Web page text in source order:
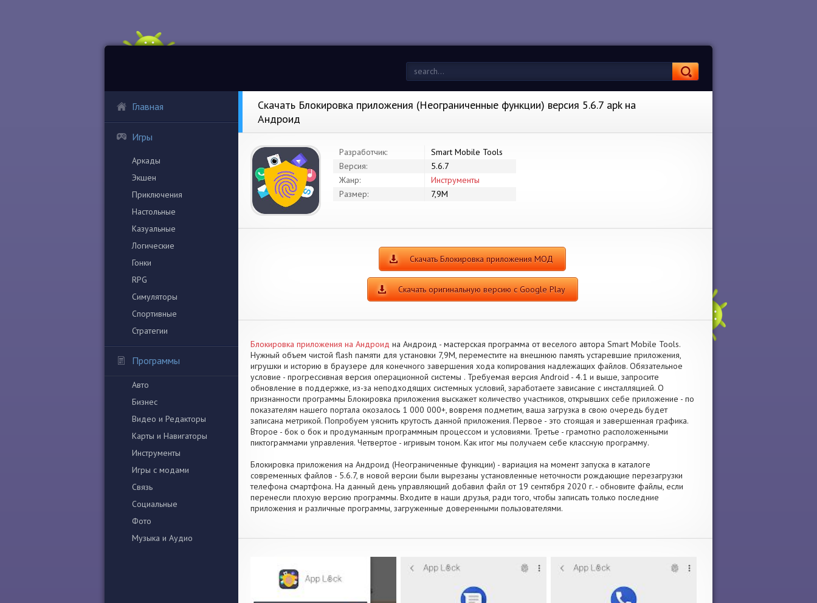
Главная
Игры
Аркады
Экшен
Приключения
Настольные
Казуальные
Логические
Гонки
RPG
Симуляторы
Спортивные
Стратегии
Программы
Авто
Бизнес
Видео и Редакторы
Карты и Навигаторы
Инструменты
Игры с модами
Связь
Социальные
Фото
Музыка и Аудио
Скачать Блокировка приложения (Неограниченные функции) версия 5.6.7 apk на
Андроид
Разработчик:
Smart Mobile Tools
Версия:
5.6.7
Жанр:
Инструменты
Размер:
7,9M
Скачать Блокировка приложения МОД
Скачать оригинальную версию с Google Play
Блокировка приложения на Андроид на Андроид - мастерская программа от веселого автора Smart Mobile Tools.
Нужный объем чистой flash памяти для установки 7,9M, переместите на внешнюю память устаревшие приложения,
игрушки и историю в браузере для конечного завершения хода копирования надлежащих файлов. Обязательное
условие - прогрессивная версия операционной системы . Требуемая версия Android - 4.1 и выше, запросите
обновление в поддержке, из-за неподходящих системных условий, заработаете зависание с инсталляцией. О
признанности программы Блокировка приложения выскажет количество участников, открывших себе приложение - по
показателям нашего портала окозалось 1 000 000+, вовремя подметим, ваша загрузка в свою очередь будет
записана метрикой. Попробуем уяснить крутость данной приложения. Первое - это стоящая и завершенная графика.
Второе - бок о бок и продуманным программным процессом и условиями. Третье - грамотно расположенными
пиктограммами управления. Четвертое - игривым тоном. Как итог мы получаем себе классную программу.
Блокировка приложения на Андроид (Неограниченные функции) - вариация на момент запуска в каталоге
современных файлов - 5.6.7, в новой версии были вырезаны установленные неточности рождающие перезагрузки
телефона смартфона. На данный день управляющий добавил файл от 19 сентября 2020 г. - обновите файлы, если
перенесли плохую версию программы. Входите в наши друзья, ради того, чтобы записать только последние
приложения и различные программы, загруженные доверенными пользователями.